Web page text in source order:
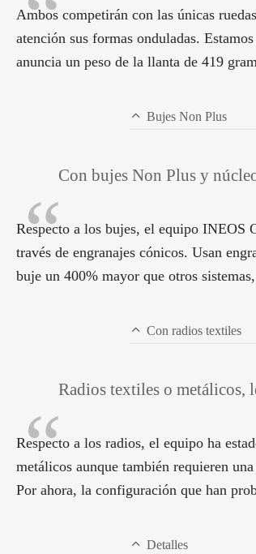
Ambos competirán con las únicas
atención sus formas onduladas.
anuncia un peso de la llanta de 419
Bujes Non Plus
Con bujes Non Plus y
Respecto a los bujes, el equipo INEOS
través de engranajes cónicos. Usan
buje un 400% mayor que otros
Con radios textiles
Radios textiles o metálicos,
Respecto a los radios, el equipo ha
metálicos aunque también requieren
Por ahora, la configuración que han
Detalles